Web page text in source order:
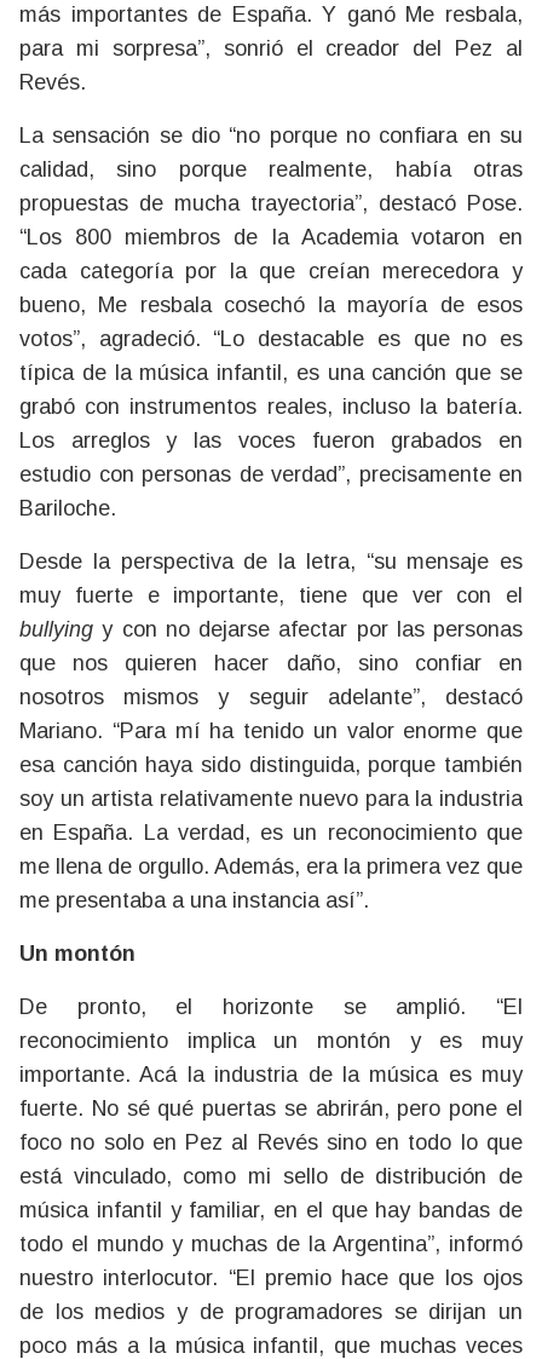
más importantes de España. Y ganó Me resbala,
para mi sorpresa”, sonrió el creador del Pez al
Revés.
La sensación se dio “no porque no confiara en su
calidad, sino porque realmente, había otras
propuestas de mucha trayectoria”, destacó Pose.
“Los 800 miembros de la Academia votaron en
cada categoría por la que creían merecedora y
bueno, Me resbala cosechó la mayoría de esos
votos”, agradeció. “Lo destacable es que no es
típica de la música infantil, es una canción que se
grabó con instrumentos reales, incluso la batería.
Los arreglos y las voces fueron grabados en
estudio con personas de verdad”, precisamente en
Bariloche.
Desde la perspectiva de la letra, “su mensaje es
muy fuerte e importante, tiene que ver con el
bullying y con no dejarse afectar por las personas
que nos quieren hacer daño, sino confiar en
nosotros mismos y seguir adelante”, destacó
Mariano. “Para mí ha tenido un valor enorme que
esa canción haya sido distinguida, porque también
soy un artista relativamente nuevo para la industria
en España. La verdad, es un reconocimiento que
me llena de orgullo. Además, era la primera vez que
me presentaba a una instancia así”.
Un montón
De pronto, el horizonte se amplió. “El
reconocimiento implica un montón y es muy
importante. Acá la industria de la música es muy
fuerte. No sé qué puertas se abrirán, pero pone el
foco no solo en Pez al Revés sino en todo lo que
está vinculado, como mi sello de distribución de
música infantil y familiar, en el que hay bandas de
todo el mundo y muchas de la Argentina”, informó
nuestro interlocutor. “El premio hace que los ojos
de los medios y de programadores se dirijan un
poco más a la música infantil, que muchas veces